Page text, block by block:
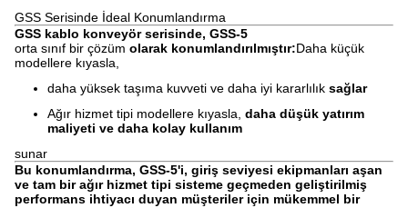
GSS Serisinde İdeal Konumlandırma
GSS kablo konveyör serisinde, GSS-5
orta sınıf bir çözüm olarak konumlandırılmıştır:Daha küçük
modellere kıyasla,
daha yüksek taşıma kuvveti ve daha iyi kararlılık sağlar
Ağır hizmet tipi modellere kıyasla, daha düşük yatırım
maliyeti ve daha kolay kullanım
sunar
Bu konumlandırma, GSS-5'i, giriş seviyesi ekipmanları aşan
ve tam bir ağır hizmet tipi sisteme geçmeden geliştirilmiş
performans ihtiyacı duyan müşteriler için mükemmel bir